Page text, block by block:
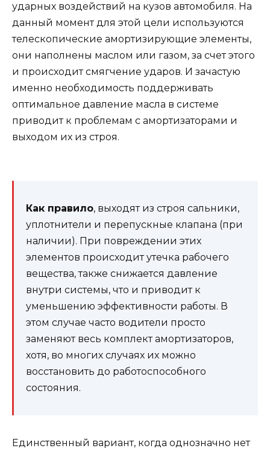
ударных воздействий на кузов автомобиля. На
данный момент для этой цели используются
телескопические амортизирующие элементы,
они наполнены маслом или газом, за счет этого
и происходит смягчение ударов. И зачастую
именно необходимость поддерживать
оптимальное давление масла в системе
приводит к проблемам с амортизаторами и
выходом их из строя.
Как правило, выходят из строя сальники,
уплотнители и перепускные клапана (при
наличии). При повреждении этих
элементов происходит утечка рабочего
вещества, также снижается давление
внутри системы, что и приводит к
уменьшению эффективности работы. В
этом случае часто водители просто
заменяют весь комплект амортизаторов,
хотя, во многих случаях их можно
восстановить до работоспособного
состояния.
Единственный вариант, когда однозначно нет